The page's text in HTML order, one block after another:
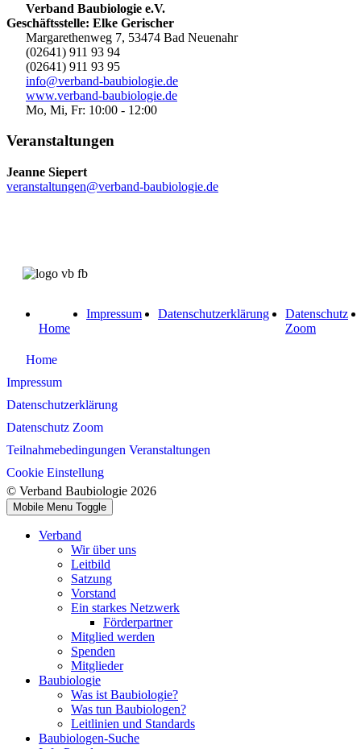
Verband Baubiologie e.V.
Geschäftsstelle: Elke Gerischer
Margarethenweg 7, 53474 Bad Neuenahr
(02641) 911 93 94
(02641) 911 93 95
info@verband-baubiologie.de
www.verband-baubiologie.de
Mo, Mi, Fr: 10:00 - 12:00
Veranstaltungen
Jeanne Siepert
veranstaltungen@verband-baubiologie.de
Home
Impressum Datenschutzerklärung
Datenschutz
Zoom
Home
Impressum
Datenschutzerklärung
Datenschutz Zoom
Teilnahmebedingungen Veranstaltungen
Cookie Einstellung
© Verband Baubiologie 2026
Mobile Menu Toggle
Verband
Wir über uns
Leitbild
Satzung
Vorstand
Ein starkes Netzwerk
Förderpartner
Mitglied werden
Spenden
Mitglieder
Baubiologie
Was ist Baubiologie?
Was tun Baubiologen?
Leitlinien und Standards
Baubiologen-Suche